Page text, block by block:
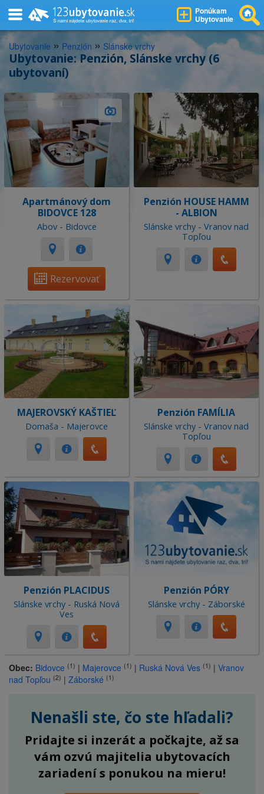
Ponúkam
Ubytovanie
Ubytovanie » Penzión » Slánske vrchy
Ubytovanie: Penzión, Slánske vrchy (6
ubytovaní)
Apartmánový dom
BIDOVCE 128
Abov - Bidovce
Rezervovať
Penzión HOUSE HAMM
- ALBION
Slánske vrchy - Vranov nad
Topľou
MAJEROVSKÝ KAŠTIEĽ
Domaša - Majerovce
Penzión FAMÍLIA
Slánske vrchy - Vranov nad
Topľou
Penzión PLACIDUS
Slánske vrchy - Ruská Nová
Ves
Penzión PÓRY
Slánske vrchy - Záborské
Obec: Bidovce (1) | Majerovce (1) | Ruská Nová Ves (1) | Vranov
nad Topľou (2) | Záborské (1)
Nenašli ste, čo ste hľadali?
Pridajte si inzerát a počkajte, až sa
vám ozvú majitelia ubytovacích
zariadení s ponukou na mieru!